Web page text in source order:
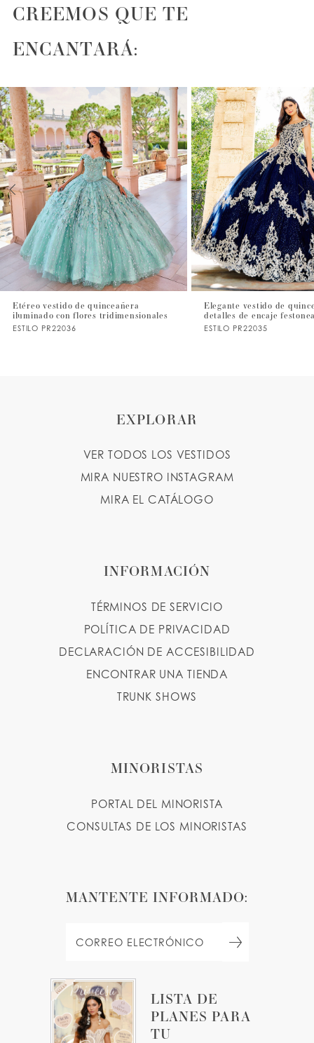
CREEMOS QUE TE
ENCANTARÁ:
0
1
2
3
4
5
7
8
Etéreo vestido de quinceañera
iluminado con flores tridimensionales
ESTILO PR22036
Elegante vestido de
detalles de encaje
ESTILO PR22035
LISTA DE
PLANES PARA
TU
EXPLORAR
VER TODOS LOS VESTIDOS
MIRA NUESTRO INSTAGRAM
MIRA EL CATÁLOGO
INFORMACIÓN
TÉRMINOS DE SERVICIO
POLÍTICA DE PRIVACIDAD
DECLARACIÓN DE ACCESIBILIDAD
ENCONTRAR UNA TIENDA
TRUNK SHOWS
MINORISTAS
PORTAL DEL MINORISTA
CONSULTAS DE LOS MINORISTAS
MANTENTE INFORMADO: